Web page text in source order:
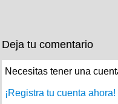
Deja tu comentario
Necesitas tener una
¡Registra tu cuenta ahora!